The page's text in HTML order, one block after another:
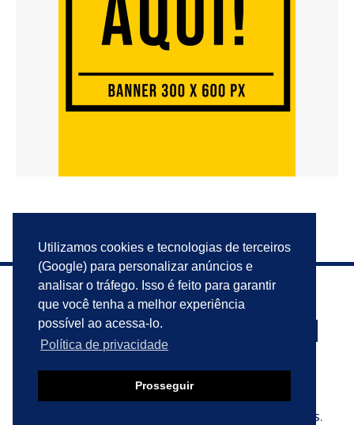
Utilizamos cookies e tecnologias de terceiros
(Google) para personalizar anúncios e
analisar o tráfego. Isso é feito para garantir
que você tenha a melhor experiência
possível ao acessa-lo.
Política de privacidade
Prosseguir
PRIVACIDADE ANUNCIE
© 2023 VIU ISSO AQUI?. TODOS OS DIREITOS RESERVADOS.